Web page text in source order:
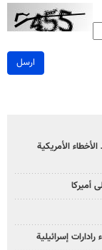
ارسل
الأمريكية
أميركا
إسرائيلية